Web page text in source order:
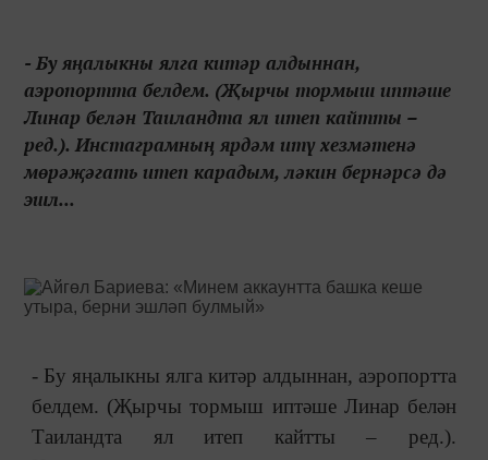
- Бу яңалыкны ялга китәр алдыннан,
аэропортта белдем. (Җырчы тормыш иптәше
Линар белән Таиландта ял итеп кайтты –
ред.). Инстаграмның ярдәм итү хезмәтенә
мөрәҗәгать итеп карадым, ләкин бернәрсә дә
эшл...
- Бу яңалыкны ялга китәр алдыннан, аэропортта
белдем. (Җырчы тормыш иптәше Линар белән
Таиландта ял итеп кайтты – ред.).